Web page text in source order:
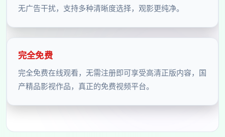
无广告干扰，支持多种清晰度选择，观影更纯净。
完全免费
完全免费在线观看，无需注册即可享受高清正版内容，国
产精品影视作品，真正的免费视频平台。